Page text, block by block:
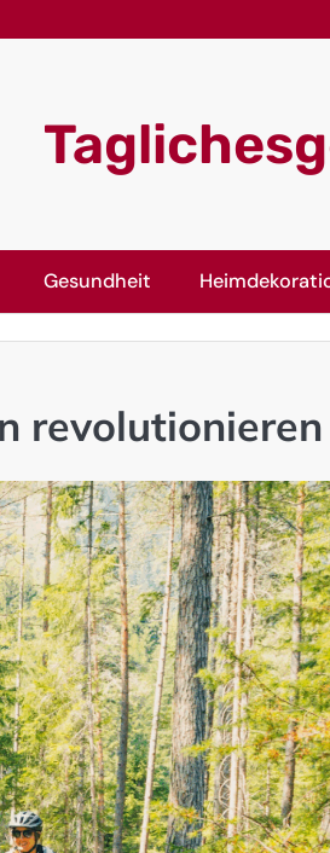
Gesundheit
revolutionieren